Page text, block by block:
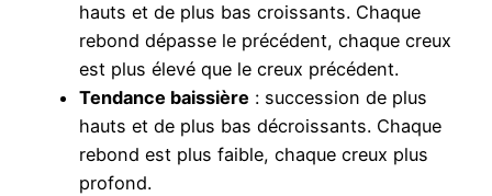
hauts et de plus bas croissants. Chaque
rebond dépasse le précédent, chaque creux
est plus élevé que le creux précédent.
Tendance baissière : succession de plus
hauts et de plus bas décroissants. Chaque
rebond est plus faible, chaque creux plus
profond.